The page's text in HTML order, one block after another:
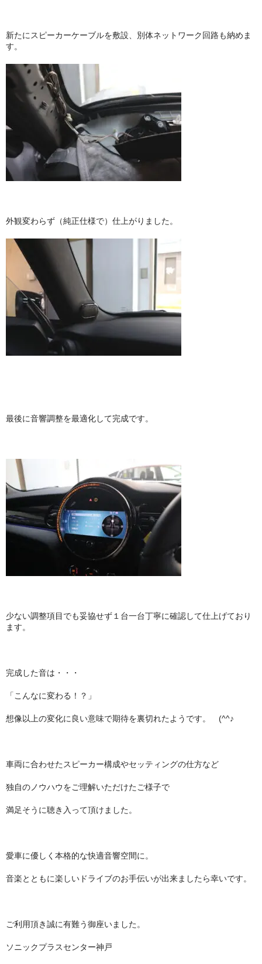
新たにスピーカーケーブルを敷設、別体ネットワーク回路も納めま
す。
外観変わらず（純正仕様で）仕上がりました。
最後に音響調整を最適化して完成です。
少ない調整項目でも妥協せず１台一台丁寧に確認して仕上げており
ます。
完成した音は・・・
「こんなに変わる！？」
想像以上の変化に良い意味で期待を裏切れたようです。 (^^♪
車両に合わせたスピーカー構成やセッティングの仕方など
独自のノウハウをご理解いただけたご様子で
満足そうに聴き入って頂けました。
愛車に優しく本格的な快適音響空間に。
音楽とともに楽しいドライブのお手伝いが出来ましたら幸いです。
ご利用頂き誠に有難う御座いました。
ソニックプラスセンター神戸